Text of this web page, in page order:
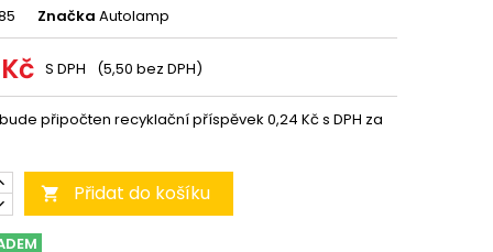
Značka Autolamp
S DPH (5,50 bez DPH)
připočten recyklační příspěvek 0,24 Kč s DPH za
 Přidat do košíku